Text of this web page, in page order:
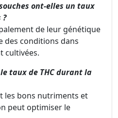
ont-elles un taux
de leur génétique
des conditions dans
cultivées.
taux de THC durant la
les bons nutriments et
peut optimiser le